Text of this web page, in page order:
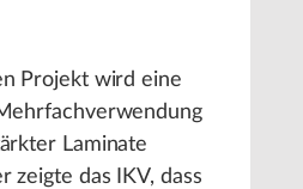
Projekt wird eine
Laminate
zeigte das IKV, dass